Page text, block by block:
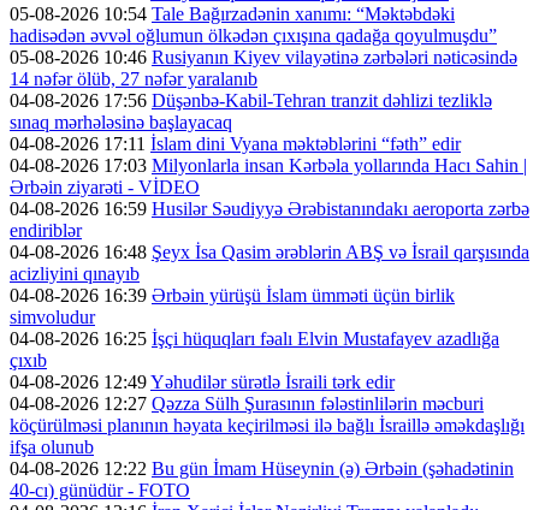
05-08-2026 10:54 Tale Bağırzadənin xanımı: “Məktəbdəki
hadisədən əvvəl oğlumun ölkədən çıxışına qadağa qoyulmuşdu”
05-08-2026 10:46 Rusiyanın Kiyev vilayətinə zərbələri nəticəsində
14 nəfər ölüb, 27 nəfər yaralanıb
04-08-2026 17:56 Düşənbə-Kabil-Tehran tranzit dəhlizi tezliklə
sınaq mərhələsinə başlayacaq
04-08-2026 17:11 İslam dini Vyana məktəblərini “fəth” edir
04-08-2026 17:03 Milyonlarla insan Kərbəla yollarında Hacı Sahin |
Ərbəin ziyarəti - VİDEO
04-08-2026 16:59 Husilər Səudiyyə Ərəbistanındakı aeroporta zərbə
endiriblər
04-08-2026 16:48 Şeyx İsa Qasim ərəblərin ABŞ və İsrail qarşısında
acizliyini qınayıb
04-08-2026 16:39 Ərbəin yürüşü İslam ümməti üçün birlik
simvoludur
04-08-2026 16:25 İşçi hüquqları fəalı Elvin Mustafayev azadlığa
çıxıb
04-08-2026 12:49Yəhudilər sürətlə İsraili tərk edir
04-08-2026 12:27 Qəzza Sülh Şurasının fələstinlilərin məcburi
köçürülməsi planının həyata keçirilməsi ilə bağlı İsraillə əməkdaşlığı
ifşa olunub
04-08-2026 12:22 Bu gün İmam Hüseynin (ə) Ərbəin (şəhadətinin
40-cı) günüdür - FOTO